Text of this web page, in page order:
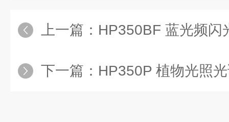
上一篇： HP350BF 蓝光频闪光谱分
下一篇： HP350P 植物光照光谱分析仪：精